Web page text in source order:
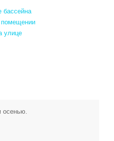
бассейна
помещении
улице
осенью.